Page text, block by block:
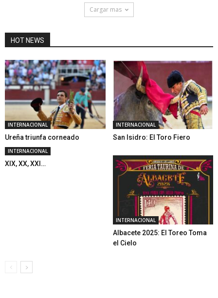
Cargar mas
HOT NEWS
INTERNACIONAL
Ureña triunfa corneado
INTERNACIONAL
San Isidro: El Toro Fiero
INTERNACIONAL
XIX, XX, XXI…
INTERNACIONAL
Albacete 2025: El Toreo Toma
el Cielo